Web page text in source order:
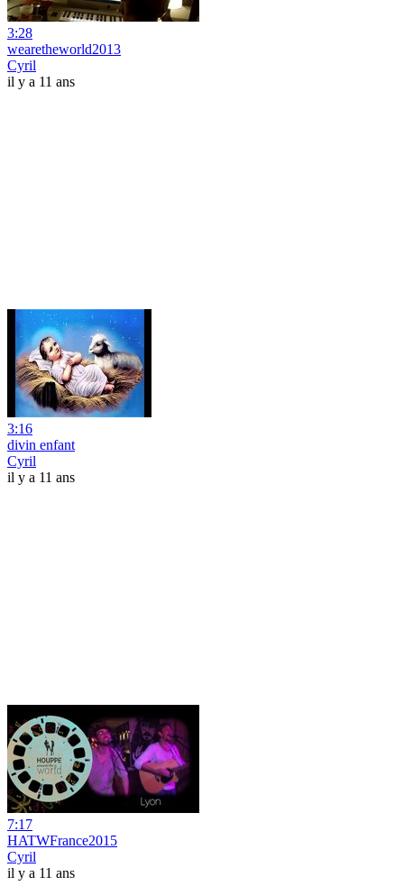
3:28
wearetheworld2013
Cyril
il y a 11 ans
3:16
divin enfant
Cyril
il y a 11 ans
7:17
HATWFrance2015
Cyril
il y a 11 ans